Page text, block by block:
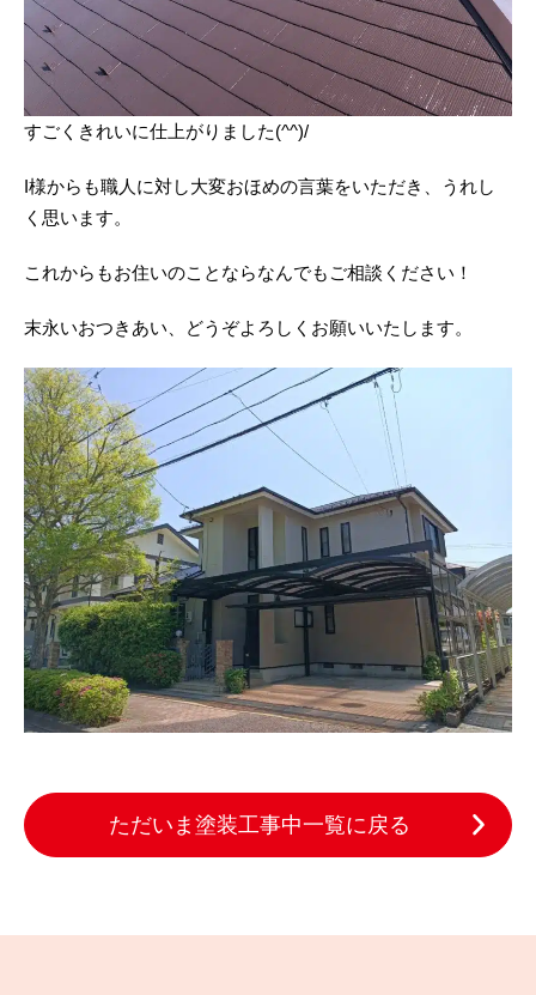
すごくきれいに仕上がりました(^^)/
I様からも職人に対し大変おほめの言葉をいただき、うれし
く思います。
これからもお住いのことならなんでもご相談ください！
末永いおつきあい、どうぞよろしくお願いいたします。
ただいま塗装工事中一覧に戻る